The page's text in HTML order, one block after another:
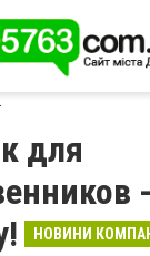
для
НОВИНИ